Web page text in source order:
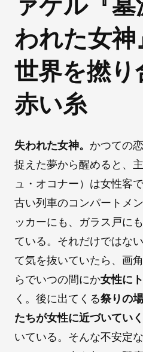
われた女神
世界を撚り
赤い糸
失われた女神。 かつての
捉えた夢から醒めると、
ュ・オコナー）は女性客
古い列車のコンパートメ
ッカーにも、ガラス戸にも
ている。それだけではな
て気を抜いていたら、画
らでいつの間にか女性に
く。後に出てくる祭りの
たちが女性に近づいてい
いている。そんな不安定